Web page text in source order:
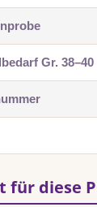
Gr. 38–40
für diese